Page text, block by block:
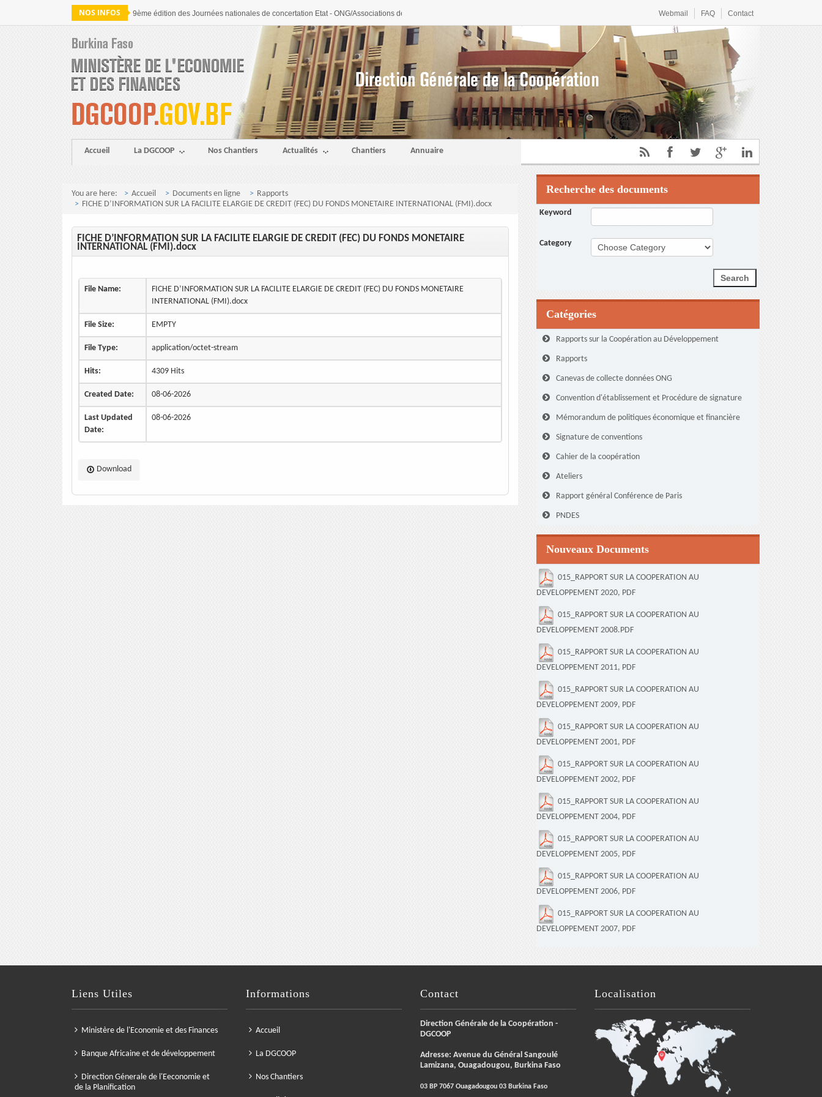
NOS INFOS 9ème édition des Journées nationales de concertation Etat - ONG/Associations de developpement et Fondations, les 16 et 17 septembre 2021 au Centre international de conférences Ouaga 2000
Webmail FAQ Contact
Accueil La DGCOOP Nos Chantiers Actualités Chantiers Annuaire
You are here: Accueil Documents en ligne
Rapports
FICHE D’INFORMATION SUR LA FACILITE ELARGIE DE CREDIT (FEC) DU FONDS MONETAIRE INTERNATIONAL (FMI).docx
FICHE D’INFORMATION SUR LA FACILITE ELARGIE DE CREDIT (FEC) DU FONDS MONETAIRE
INTERNATIONAL (FMI).docx
File Name:
FICHE D’INFORMATION SUR LA FACILITE ELARGIE DE CREDIT (FEC) DU FONDS MONETAIRE
INTERNATIONAL (FMI).docx
File Size: EMPTY
File Type: application/octet-stream
Hits: 4309 Hits
Created Date: 08-06-2026
Last Updated
Date:
08-06-2026
Download
Recherche des documents
Keyword
Category
Catégories
Rapports sur la Coopération au Développement
Rapports
Canevas de collecte données ONG
Convention d'établissement et Procédure de signature
Mémorandum de politiques économique et financière
Signature de conventions
Cahier de la coopération
Ateliers
Rapport général Conférence de Paris
PNDES
Nouveaux Documents
015_RAPPORT SUR LA COOPERATION AU
DEVELOPPEMENT 2020, PDF
015_RAPPORT SUR LA COOPERATION AU
DEVELOPPEMENT 2008.PDF
015_RAPPORT SUR LA COOPERATION AU
DEVELOPPEMENT 2011, PDF
015_RAPPORT SUR LA COOPERATION AU
DEVELOPPEMENT 2009, PDF
015_RAPPORT SUR LA COOPERATION AU
DEVELOPPEMENT 2001, PDF
015_RAPPORT SUR LA COOPERATION AU
DEVELOPPEMENT 2002, PDF
015_RAPPORT SUR LA COOPERATION AU
DEVELOPPEMENT 2004, PDF
015_RAPPORT SUR LA COOPERATION AU
DEVELOPPEMENT 2005, PDF
015_RAPPORT SUR LA COOPERATION AU
DEVELOPPEMENT 2006, PDF
015_RAPPORT SUR LA COOPERATION AU
DEVELOPPEMENT 2007, PDF
Liens Utiles
Ministère de l'Economie et des Finances
Banque Africaine et de développement
Direction Génerale de l'Eeconomie et
de la Planification
Informations
Accueil
La DGCOOP
Nos Chantiers
Contact
Direction Générale de la Coopération -
DGCOOP
Adresse: Avenue du Général Sangoulé
Lamizana, Ouagadougou, Burkina Faso
03 BP 7067 Ouagadougou 03 Burkina Faso
Localisation